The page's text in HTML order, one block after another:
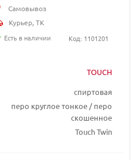
TOUCH
спиртовая
перо круглое тонкое / перо
скошенное
Touch Twin
Самовывоз
Курьер, ТК
Есть в наличии
Код: 1101201